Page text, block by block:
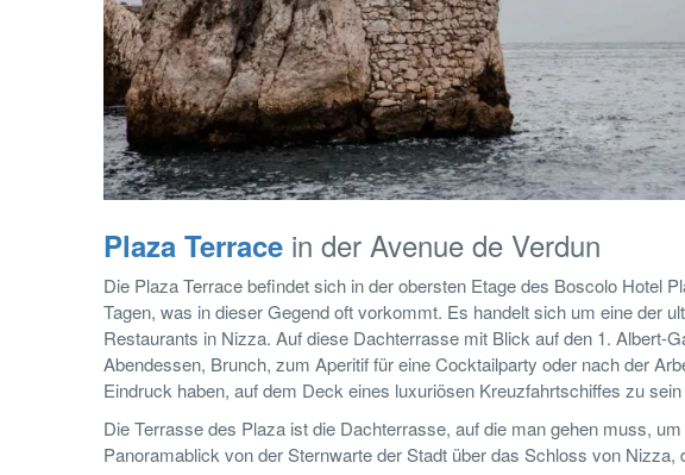
Plaza Terrace in der Avenue de Verdun
Die Plaza Terrace befindet sich in der obersten Etage des Boscolo Hotel
Tagen, was in dieser Gegend oft vorkommt. Es handelt sich um eine der
Restaurants in Nizza. Auf diese Dachterrasse mit Blick auf den 1. Albert-
Abendessen, Brunch, zum Aperitif für eine Cocktailparty oder nach der
Eindruck haben, auf dem Deck eines luxuriösen Kreuzfahrtschiffes zu sein
Die Terrasse des Plaza ist die Dachterrasse, auf die man gehen muss,
Panoramablick von der Sternwarte der Stadt über das Schloss von